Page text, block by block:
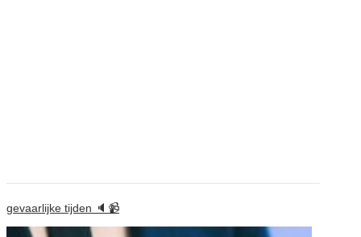
gevaarlijke tijden 🔈📹